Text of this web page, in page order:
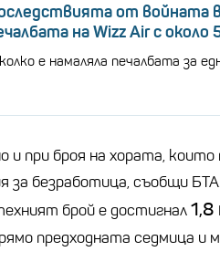
от войната
на Wizz Air с около
е намаляла печалбата за
и при броя на хората,
за безработица, съобщи
брой е достигнал1,8
предходната седмица и